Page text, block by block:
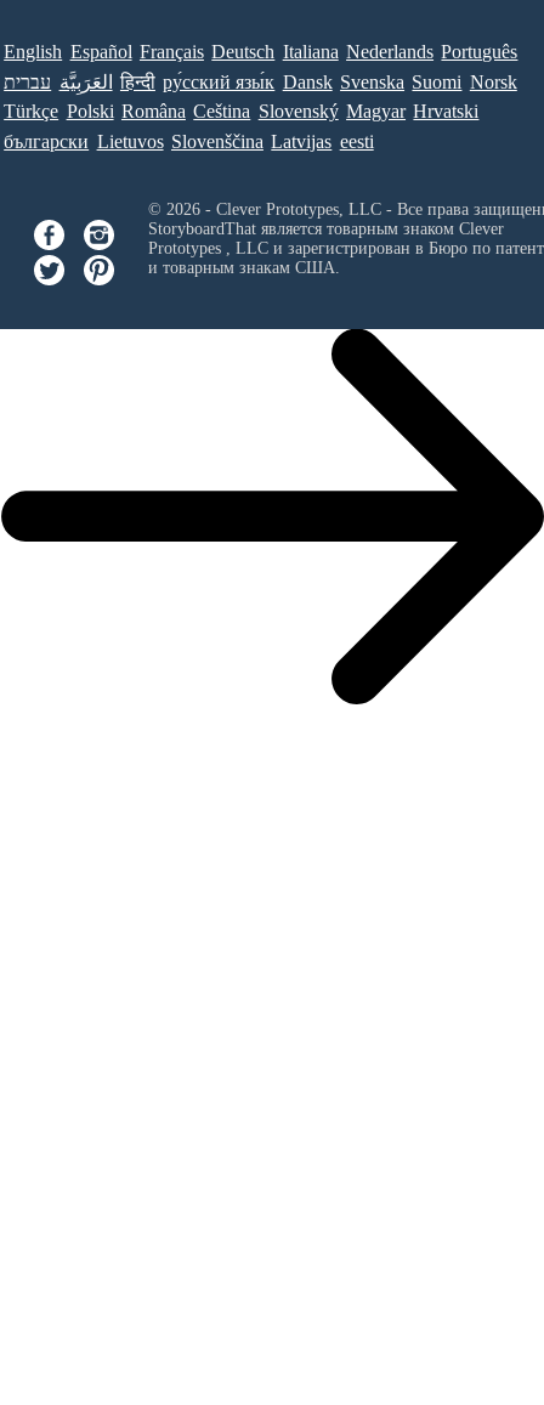
English Español Français Deutsch Italiana Nederlands Português
עברית العَرَبِيَّة हिन्दी ру́сский язы́к Dansk Svenska Suomi Norsk
Türkçe Polski Româna Ceština Slovenský Magyar Hrvatski
български Lietuvos Slovenščina Latvijas eesti
© 2026 - Clever Prototypes, LLC - Все права
StoryboardThat является товарным знаком Clever
Prototypes , LLCи зарегистрирован в Бюро по
и товарным знакам США.